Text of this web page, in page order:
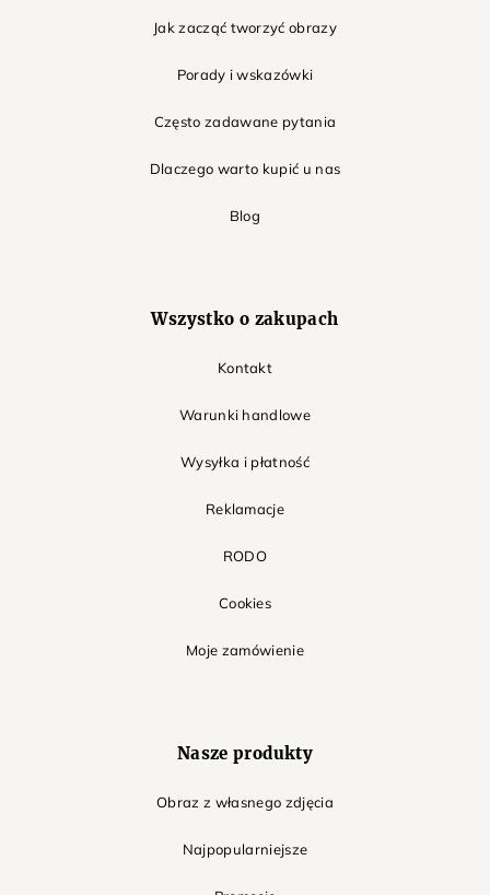
Jak zacząć tworzyć obrazy
Porady i wskazówki
Często zadawane pytania
Dlaczego warto kupić u nas
Blog
Wszystko o zakupach
Kontakt
Warunki handlowe
Wysyłka i płatność
Reklamacje
RODO
Cookies
Moje zamówienie
Nasze produkty
Obraz z własnego zdjęcia
Najpopularniejsze